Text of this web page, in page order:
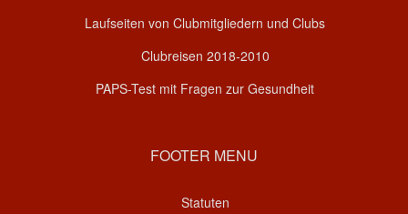
Laufseiten von Clubmitgliedern und Clubs
Clubreisen 2018-2010
PAPS-Test mit Fragen zur Gesundheit
FOOTER MENU
Statuten